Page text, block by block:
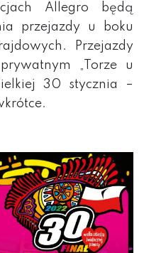
Allegro będą
przejazdy u boku
Przejazdy
„Torze u
30 stycznia –